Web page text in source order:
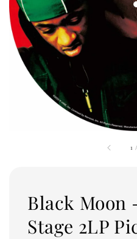
1
Black Moon
Stage 2LP